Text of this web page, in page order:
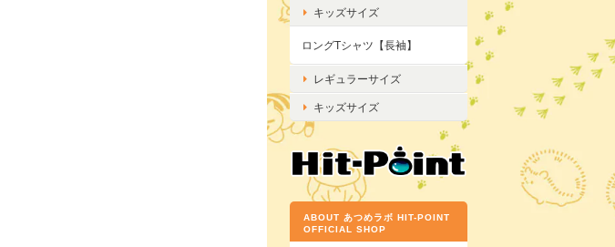
キッズサイズ
ロングTシャツ【長袖】
レギュラーサイズ
キッズサイズ
ABOUT あつめラボ HIT-POINT
OFFICIAL SHOP